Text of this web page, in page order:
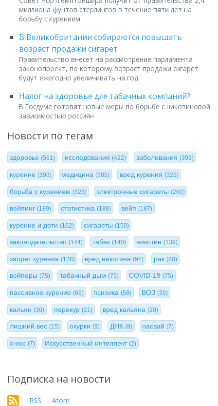
миллиона фунтов стерлингов в течение пяти лет на
борьбу с курением
В Великобритании собираются повышать
возраст продажи сигарет
Правительство внесет на рассмотрение парламента
законопроект, по которому возраст продажи сигарет
будут ежегодно увеличивать на год
Налог на здоровье для табачных компаний?
В Госдуме готовят новые меры по борьбе с никотиновой
зависимостью россиян
Новости по тегам
здоровье (561) исследования(422) заболевания (393)
курение (393) медицина(385) вред курения (325)
борьба с курением (323) электронные сигареты(260)
вейпинг (189) статистика(188) вейп (187)
курение и дети (162) сигареты(150)
законодательство (144) табак(140) никотин (139)
запрет курения (128) вред никотина(92) рак (80)
вейперы (75) табачный дым(75) COVID-19 (75)
пассивное курение (65) психика(58) ВОЗ (39)
кальян (30) перекур(21) вред кальяна (20)
лишний вес (15) окурки(9) ДНК (8) насвай(7)
снюс (7) Искусственный интеллект(2)
Подписка на новости
RSS Atom